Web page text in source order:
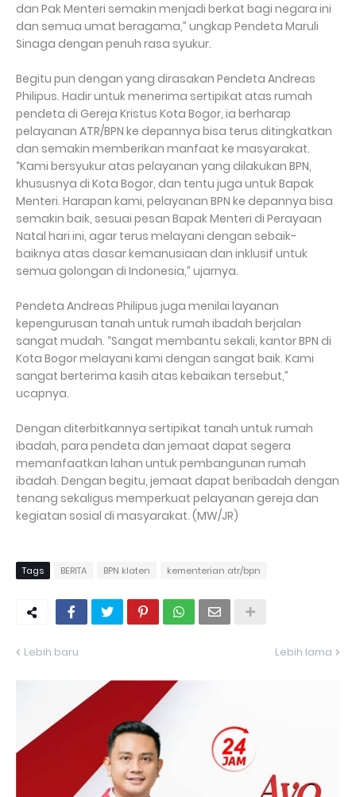
dan Pak Menteri semakin menjadi berkat bagi negara ini
dan semua umat beragama,” ungkap Pendeta Maruli
Sinaga dengan penuh rasa syukur.
Begitu pun dengan yang dirasakan Pendeta Andreas
Philipus. Hadir untuk menerima sertipikat atas rumah
pendeta di Gereja Kristus Kota Bogor, ia berharap
pelayanan ATR/BPN ke depannya bisa terus ditingkatkan
dan semakin memberikan manfaat ke masyarakat.
“Kami bersyukur atas pelayanan yang dilakukan BPN,
khususnya di Kota Bogor, dan tentu juga untuk Bapak
Menteri. Harapan kami, pelayanan BPN ke depannya bisa
semakin baik, sesuai pesan Bapak Menteri di Perayaan
Natal hari ini, agar terus melayani dengan sebaik-
baiknya atas dasar kemanusiaan dan inklusif untuk
semua golongan di Indonesia,” ujarnya.
Pendeta Andreas Philipus juga menilai layanan
kepengurusan tanah untuk rumah ibadah berjalan
sangat mudah. “Sangat membantu sekali, kantor BPN di
Kota Bogor melayani kami dengan sangat baik. Kami
sangat berterima kasih atas kebaikan tersebut,”
ucapnya.
Dengan diterbitkannya sertipikat tanah untuk rumah
ibadah, para pendeta dan jemaat dapat segera
memanfaatkan lahan untuk pembangunan rumah
ibadah. Dengan begitu, jemaat dapat beribadah dengan
tenang sekaligus memperkuat pelayanan gereja dan
kegiatan sosial di masyarakat. (MW/JR)
Tags BERITA BPN klaten kementerian atr/bpn
Lebih baru Lebih lama